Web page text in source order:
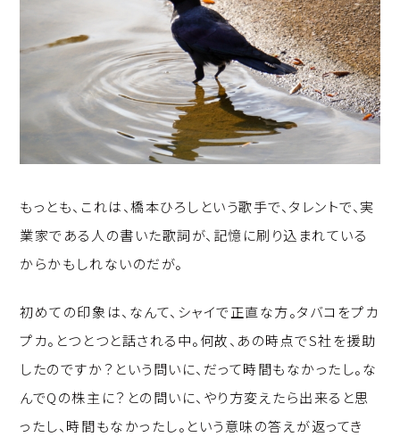
もっとも、これは、橋本ひろしという歌手で、タレントで、実
業家である人の書いた歌詞が、記憶に刷り込まれている
からかもしれないのだが。
初めての印象は、なんて、シャイで正直な方。タバコをプカ
プカ。とつとつと話される中。何故、あの時点でS社を援助
したのですか？という問いに、だって時間もなかったし。な
んでQの株主に？との問いに、やり方変えたら出来ると思
ったし、時間もなかったし。という意味の答えが返ってき